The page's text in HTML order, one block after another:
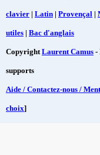
clavier | Latin | Provençal |
utiles | Bac d'anglais
CopyrightLaurent Camus -
supports
Aide / Contactez-nous /
choix]